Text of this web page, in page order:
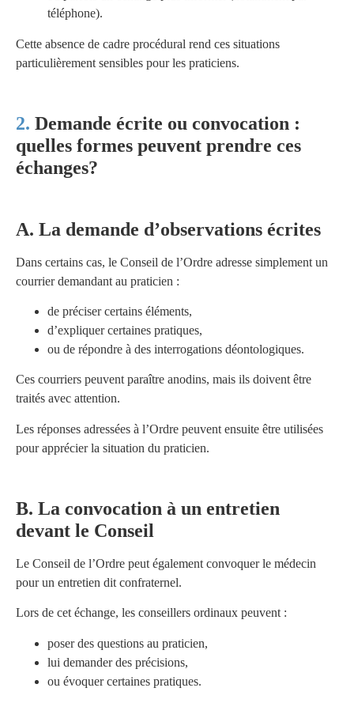
téléphone).
Cette absence de cadre procédural rend ces situations
particulièrement sensibles pour les praticiens.
Demande écrite ou convocation :
quelles formes peuvent prendre ces
échanges?
A. La demande d’observations écrites
Dans certains cas, le Conseil de l’Ordre adresse simplement un
courrier demandant au praticien :
de préciser certains éléments,
d’expliquer certaines pratiques,
ou de répondre à des interrogations déontologiques.
Ces courriers peuvent paraître anodins, mais ils doivent être
traités avec attention.
Les réponses adressées à l’Ordre peuvent ensuite être utilisées
pour apprécier la situation du praticien.
B. La convocation à un entretien
devant le Conseil
Le Conseil de l’Ordre peut également convoquer le médecin
pour un entretien dit confraternel.
Lors de cet échange, les conseillers ordinaux peuvent :
poser des questions au praticien,
lui demander des précisions,
ou évoquer certaines pratiques.